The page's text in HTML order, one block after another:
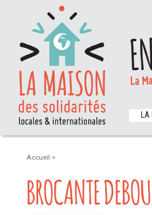
La
Accueil >
BROCANTE